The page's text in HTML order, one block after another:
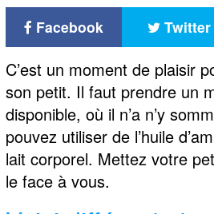
Facebook Twitter
C’est un moment de plaisir
son petit. Il faut prendre un
disponible, où il n’a n’y
pouvez utiliser de l’huile
lait corporel. Mettez votre
le face à vous.